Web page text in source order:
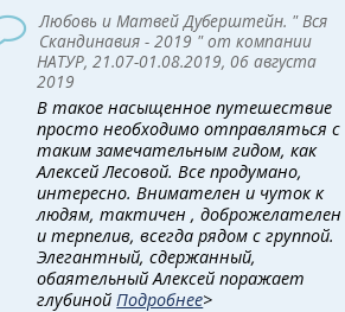
Любовь и Матвей Дуберштейн. " Вся
Скандинавия - 2019 " от компании
НАТУР, 21.07-01.08.2019, 06 августа
2019
В такое насыщенное путешествие
просто необходимо отправляться с
таким замечательным гидом, как
Алексей Лесовой. Все продумано,
интересно. Внимателен и чуток к
людям, тактичен , доброжелателен
и терпелив, всегда рядом с группой.
Элегантный, сдержанный,
обаятельный Алексей поражает
глубиной Подробнее>